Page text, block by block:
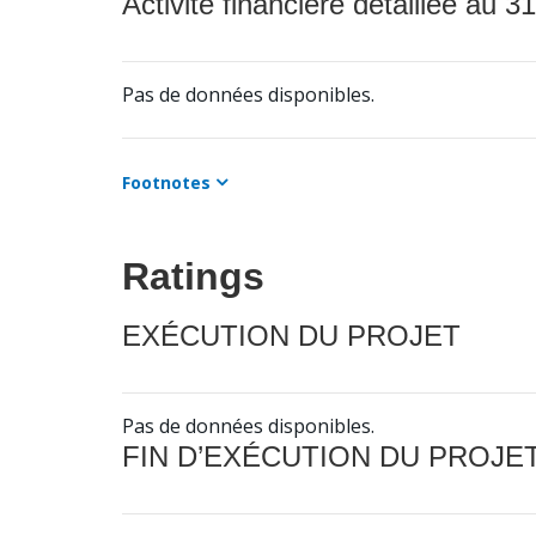
Pas de données disponibles.
Footnotes
Ratings
EXÉCUTION DU PROJET
Pas de données disponibles.
FIN D’EXÉCUTION DU